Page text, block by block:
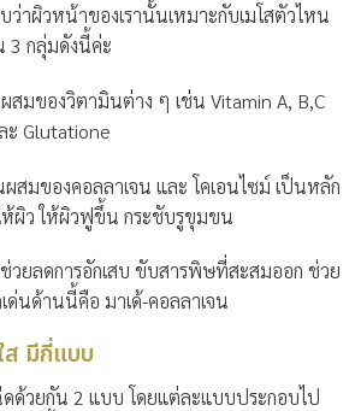
ว่าผิวหน้าของเรานั้นเหมาะกับเมโสตัวไหน
3 กลุ่มดังนี้ค่ะ
สมของวิตามินต่าง ๆ เช่น Vitamin A, B,C
ะ Glutatione
สมของคอลลาเจน และ โคเอนไซม์ เป็นหลัก
ผิว ให้ผิวฟูขึ้น กระชับรูขุมขน
วยลดการอักเสบ ขับสารพิษที่สะสมออก ช่วย
ด่นด้านนี้คือ มาเด้-คอลลาเจน
ส มีกี่แบบ
ดด้วยกัน 2 แบบ โดยแต่ละแบบประกอบไป